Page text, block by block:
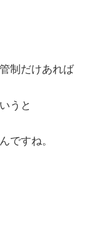
制だけあれば
うと
ですね。